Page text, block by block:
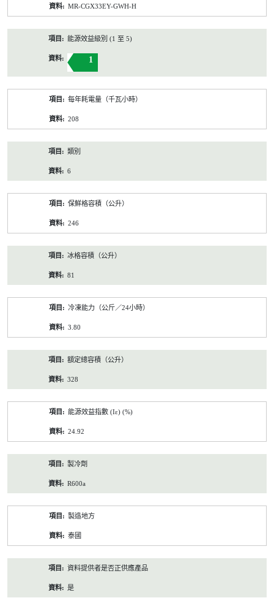
MR-CGX33EY-GWH-H
能源效益級別 (1 至 5)
1
每年耗電量（千瓦小時）
208
類別
6
保鮮格容積（公升）
246
冰格容積（公升）
81
冷凍能力（公斤／24小時）
3.80
額定總容積（公升）
328
能源效益指數 (Iε) (%)
24.92
製冷劑
R600a
製造地方
泰國
資料提供者是否正供應產品
是